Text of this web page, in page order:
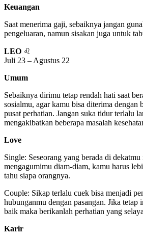
Keuangan
Saat menerima gaji, sebaiknya jangan
pengeluaran, namun sisakan juga untuk
LEO ♌
Juli 23 – Agustus 22
Umum
Sebaiknya dirimu tetap rendah hati saat
sosialmu, agar kamu bisa diterima dengan
pusat perhatian. Jangan suka tidur terlalu
mengakibatkan beberapa masalah
Love
Single: Seseorang yang berada di
mengagumimu diam-diam, kamu harus
tahu siapa orangnya.
Couple: Sikap terlalu cuek bisa menjadi
hubunganmu dengan pasangan. Jika tetap
baik maka berikanlah perhatian yang
Karir